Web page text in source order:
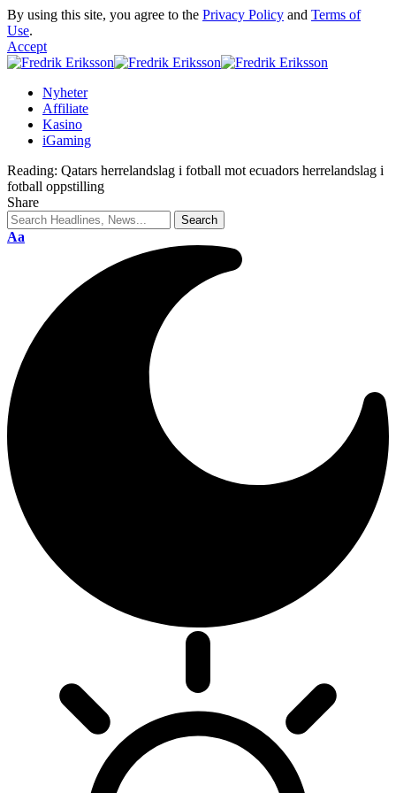
By using this site, you agree to the Privacy Policy and Terms of
Use.
Accept
Nyheter
Affiliate
Kasino
iGaming
Reading: Qatars herrelandslag i fotball mot ecuadors herrelandslag i
fotball oppstilling
Share
Aa